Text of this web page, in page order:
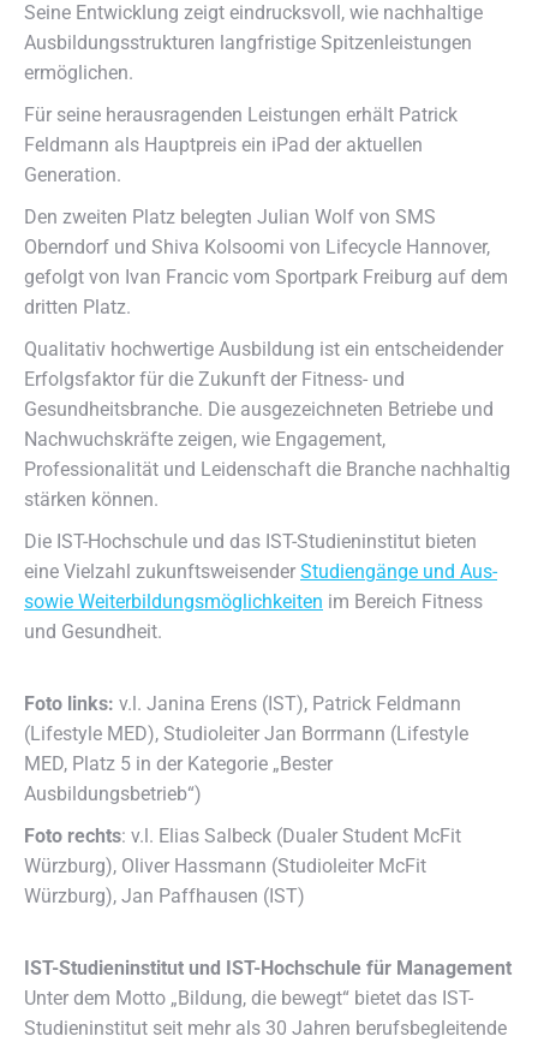
Seine Entwicklung zeigt eindrucksvoll, wie nachhaltige
Ausbildungsstrukturen langfristige Spitzenleistungen
ermöglichen.
Für seine herausragenden Leistungen erhält Patrick
Feldmann als Hauptpreis ein iPad der aktuellen
Generation.
Den zweiten Platz belegten Julian Wolf von SMS
Oberndorf und Shiva Kolsoomi von Lifecycle Hannover,
gefolgt von Ivan Francic vom Sportpark Freiburg auf dem
dritten Platz.
Qualitativ hochwertige Ausbildung ist ein entscheidender
Erfolgsfaktor für die Zukunft der Fitness- und
Gesundheitsbranche. Die ausgezeichneten Betriebe und
Nachwuchskräfte zeigen, wie Engagement,
Professionalität und Leidenschaft die Branche nachhaltig
stärken können.
Die IST-Hochschule und das IST-Studieninstitut bieten
eine Vielzahl zukunftsweisender Studiengänge und Aus-
sowie Weiterbildungsmöglichkeiten im Bereich Fitness
und Gesundheit.
Foto links: v.l. Janina Erens (IST), Patrick Feldmann
(Lifestyle MED), Studioleiter Jan Borrmann (Lifestyle
MED, Platz 5 in der Kategorie „Bester
Ausbildungsbetrieb“)
Foto rechts: v.l. Elias Salbeck (Dualer Student McFit
Würzburg), Oliver Hassmann (Studioleiter McFit
Würzburg), Jan Paffhausen (IST)
IST-Studieninstitut und IST-Hochschule für Management
Unter dem Motto „Bildung, die bewegt“ bietet das IST-
Studieninstitut seit mehr als 30 Jahren berufsbegleitende